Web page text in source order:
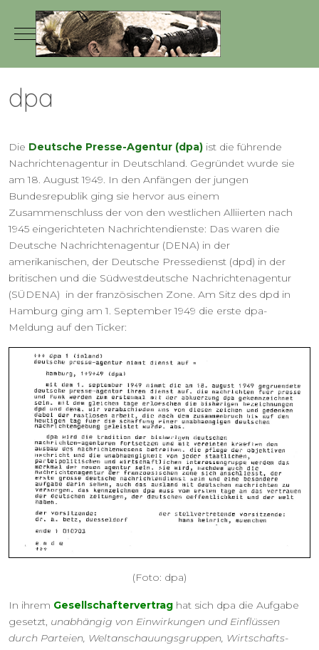
Mobile Menu Toggle
dpa
Die Deutsche Presse-Agentur (dpa) ist die führende
Nachrichtenagentur in Deutschland. Gegründet wurde sie
am 18. August 1949. In den Anfängen der jungen
Bundesrepublik ging sie hervor aus einem
Zusammenschluss der von den westlichen Alliierten nach
1945 eingerichteten Nachrichtendienste: Das waren die
Deutsche Nachrichtenagentur (DENA) in der
amerikanischen, der Deutsche Pressedienst (dpd) in der
britischen und die Südwestdeutsche Nachrichtenagentur
(SÜDENA) in der französischen Zone. Am Sitz des dpd in
Hamburg ging am 1. September 1949 die erste dpa-
Meldung auf den Ticker:
(Foto: dpa)
In ihrem Gesellschaftervertrag hat sich dpa die Aufgabe
gesetzt, unabhängig von Einwirkungen und Einflüssen
durch Parteien, Weltanschauungsgruppen, Wirtschafts-